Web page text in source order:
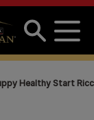
Healthy Start